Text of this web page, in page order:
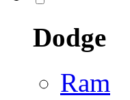
Dodge
Ram